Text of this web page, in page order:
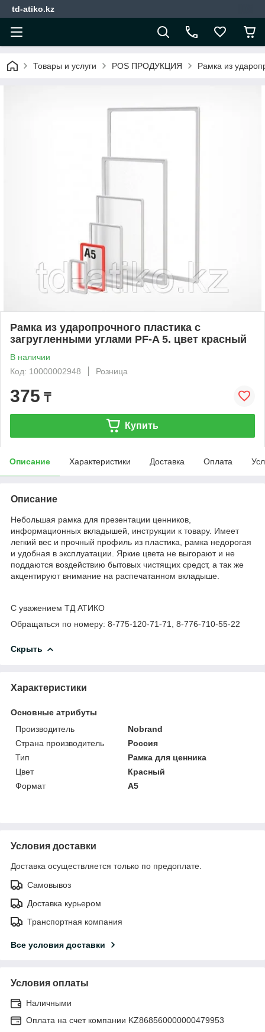
td-atiko.kz
Товары и услуги POS ПРОДУКЦИЯ Рамка из
Рамка из ударопрочного пластика с
загругленными углами PF-A 5. цвет красный
В наличии
Код: 10000002948
Розница
375 ₸
Купить
Описание Характеристики Доставка Оплата
Описание
Небольшая рамка для презентации ценников,
информационных вкладышей, инструкции к товару. Имеет
легкий вес и прочный профиль из пластика, рамка недорогая
и удобная в эксплуатации. Яркие цвета не выгорают и не
поддаются воздействию бытовых чистящих средст, а так же
акцентируют внимание на распечатанном вкладыше.
С уважением ТД АТИКО
Обращаться по номеру: 8-775-120-71-71, 8-776-710-55-22
Скрыть
Характеристики
Основные атрибуты
Производитель
Nobrand
Страна производитель
Россия
Тип
Рамка для ценника
Цвет
Красный
Формат
A5
Условия доставки
Доставка осуществляется только по предоплате.
Самовывоз
Доставка курьером
Транспортная компания
Все условия доставки
Условия оплаты
Наличными
Оплата на счет компании KZ868560000000479953